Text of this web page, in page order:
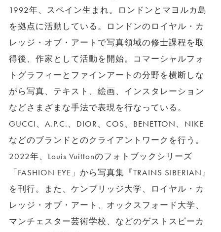
1992年、スペイン生まれ。ロンドンとマヨルカ島
を拠点に活動している。ロンドンのロイヤル・カ
レッジ・オブ・アートで写真領域の修士課程を取
得後、作家として活動を開始。コマーシャルフォ
トグラフィーとファインアートの分野を横断しな
がら写真、テキスト、絵画、インスタレーション
などさまざまな手法で表現を行なっている。
GUCCI、A.P.C.、DIOR、COS、BENETTON、NIKE
などのブランドとのクライアントワークを行う。
2022年、Louis Vuittonのフォトブックシリーズ
「FASHION EYE」から写真集『TRAINS SIBERIAN』
を刊行。また、ケンブリッジ大学、ロイヤル・カ
レッジ・オブ・アート、オックスフォード大学、
マンチェスター芸術学校、などのゲストスピーカ